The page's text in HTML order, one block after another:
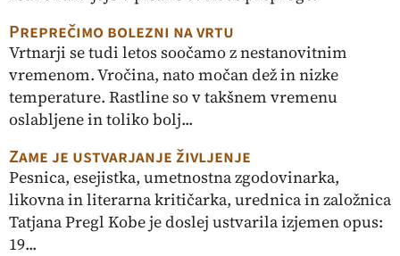
Preprečimo bolezni na vrtu
Vrtnarji se tudi letos soočamo z nestanovitnim
vremenom. Vročina, nato močan dež in nizke
temperature. Rastline so v takšnem vremenu
oslabljene in toliko bolj...
Zame je ustvarjanje življenje
Pesnica, esejistka, umetnostna zgodovinarka,
likovna in literarna kritičarka, urednica in založnica
Tatjana Pregl Kobe je doslej ustvarila izjemen opus:
19...